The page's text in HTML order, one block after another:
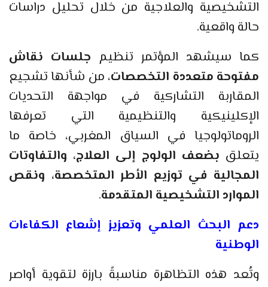
التشخيصية والعلاجية من خلال تحليل دراسات
حالة واقعية.
كما سيشهد المؤتمر تنظيم جلسات نقاش
مفتوحة متعددة التخصصات، من شأنها تشجيع
المقاربة التشاركية في مواجهة التحديات
الإكلينيكية والتنظيمية التي تعرفها
الروماتولوجيا في السياق المغربي، خاصة ما
يتعلق بضعف الولوج إلى العلاج، والتفاوتات
المجالية في توزيع الأطر المتخصصة، ونقص
الموارد التشخيصية المتقدمة.
دعم البحث العلمي وتعزيز إشعاع الكفاءات
الوطنية
وتُعد هذه التظاهرة مناسبةً بارزة لتقوية أواصر